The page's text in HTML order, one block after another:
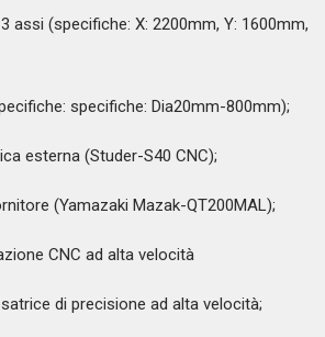
assi (specifiche: X: 2200mm, Y: 1600mm,
specifiche: Dia20mm-800mm);
esterna (Studer-S40 CNC);
(Yamazaki Mazak-QT200MAL);
CNC ad alta velocità
di precisione ad alta velocità;